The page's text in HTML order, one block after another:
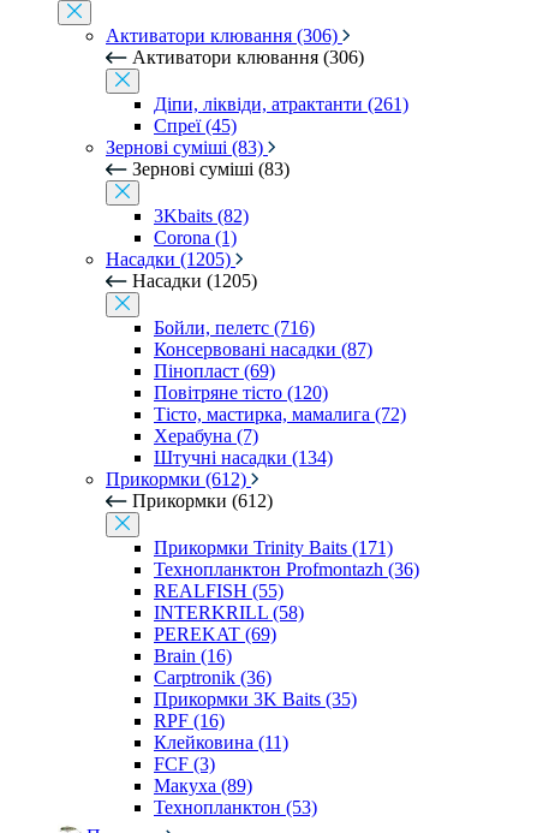
Активатори клювання (306)
Активатори клювання (306)
Діпи, ліквіди, атрактанти (261)
Спреї (45)
Зернові суміші (83)
Зернові суміші (83)
3Kbaits (82)
Corona (1)
Насадки (1205)
Насадки (1205)
Бойли, пелетс (716)
Консервовані насадки (87)
Пінопласт (69)
Повітряне тісто (120)
Тісто, мастирка, мамалига (72)
Херабуна (7)
Штучні насадки (134)
Прикормки (612)
Прикормки (612)
Прикормки Trinity Baits (171)
Технопланктон Profmontazh (36)
REALFISH (55)
INTERKRILL (58)
PEREKAT (69)
Brain (16)
Carptronik (36)
Прикормки 3K Baits (35)
RPF (16)
Клейковина (11)
FCF (3)
Макуха (89)
Технопланктон (53)